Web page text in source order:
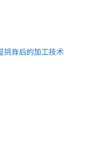
挑背后的加工技术